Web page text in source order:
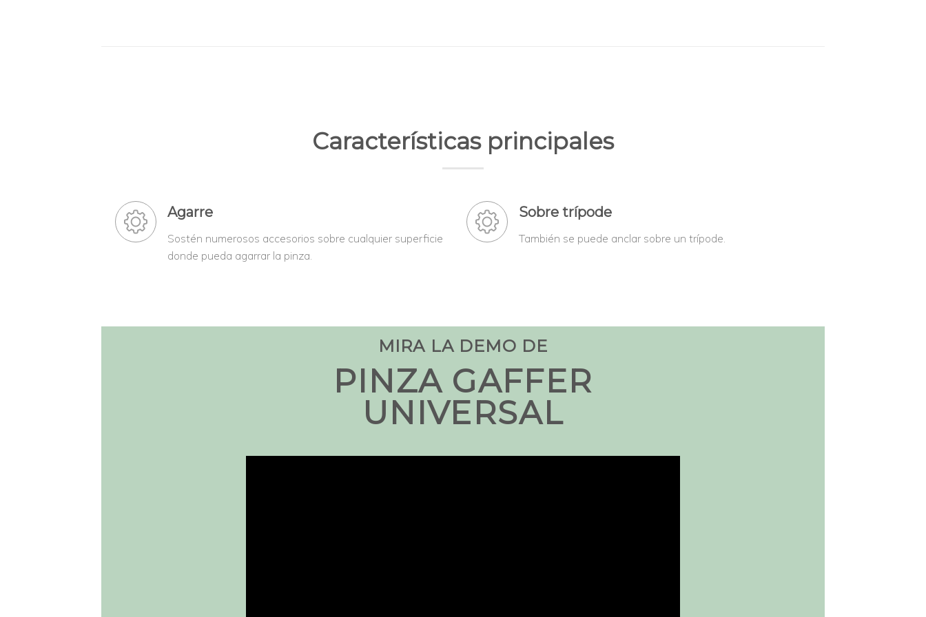
Características principales
Agarre
Sostén numerosos accesorios sobre cualquier superficie
donde pueda agarrar la pinza.
Sobre trípode
También se puede anclar sobre un trípode.
MIRA LA DEMO DE
PINZA GAFFER
UNIVERSAL